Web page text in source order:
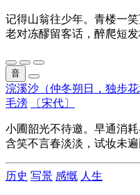
记得山翁往少年。青楼一
老对冻醪留客话，醉爬短
音
浣溪沙（仲冬朔日，独步
毛滂
〔宋代〕
小圃韶光不待邀。早通消
含笑不言春淡淡，试妆未
历史 写景 感慨 人生